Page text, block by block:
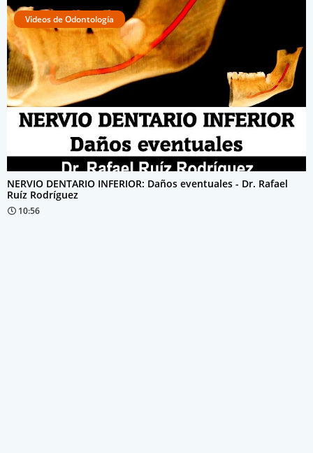
Videos de Odontología
NERVIO DENTARIO INFERIOR: Daños eventuales - Dr. Rafael
Ruíz Rodríguez
10:56